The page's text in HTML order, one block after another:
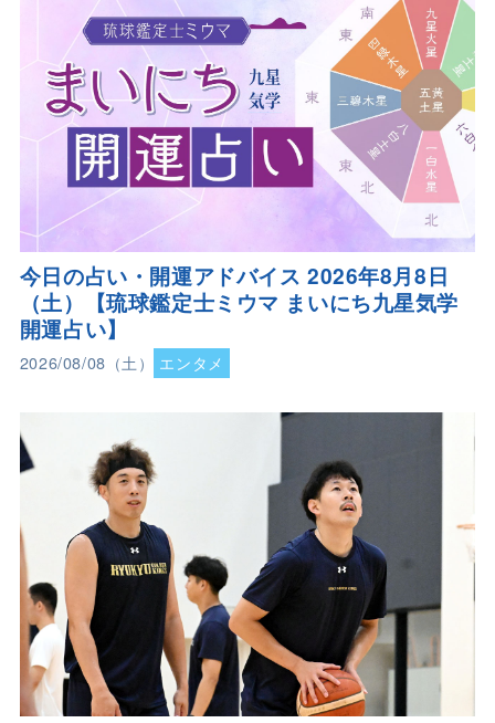
今日の占い・開運アドバイス 2026年8月8日
（土）【琉球鑑定士ミウマ まいにち九星気学
開運占い】
2026/08/08（土） エンタメ